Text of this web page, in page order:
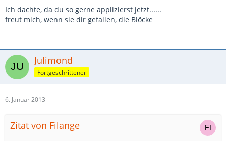
Ich dachte, da du so gerne applizierst jetzt......
freut mich, wenn sie dir gefallen, die Blöcke
Julimond
Fortgeschrittener
6. Januar 2013
Zitat von Filange